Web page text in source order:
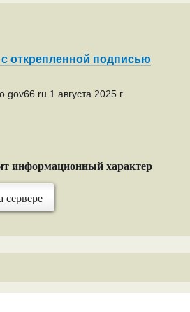
открепленной подписью
1 августа 2025 г.
информационный характер
сервере